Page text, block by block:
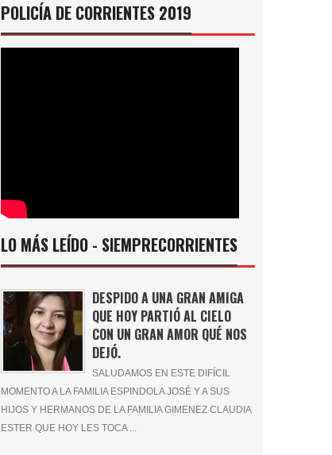
POLICÍA DE CORRIENTES 2019
LO MÁS LEÍDO - SIEMPRECORRIENTES
DESPIDO A UNA GRAN AMIGA
QUE HOY PARTIÓ AL CIELO
CON UN GRAN AMOR QUÉ NOS
DEJÓ.
SALUDAMOS EN ESTE DIFÍCIL
MOMENTO A LA FAMILIA ESPINDOLA JOSÉ Y A SUS
HIJOS Y HERMANOS DE LA FAMILIA GIMENEZ CLAUDIA
ESTER QUE HOY LES TOCA ...